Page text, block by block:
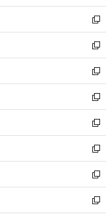
ン
ド
ウ
で
開
く
ウ
ィ
ン
ド
ウ
で
開
く
し
い
ウ
ィ
ン
ド
ウ
で
開
く
新
し
い
ウ
ィ
ン
ド
ウ
で
開
く
新
し
い
ウ
ィ
ン
ド
ウ
で
開
く
新
し
い
ウ
ィ
ン
ド
ウ
で
開
く
新
し
い
ウ
ィ
ン
ド
ウ
で
開
新
し
い
ウ
ィ
ン
ド
ウ
新
し
い
ウ
ィ
ン
新
し
い
ウ
新
し